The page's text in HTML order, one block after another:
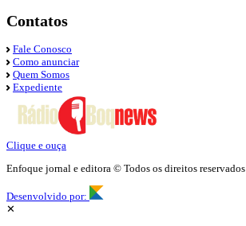
Contatos
Fale Conosco
Como anunciar
Quem Somos
Expediente
Clique e ouça
Enfoque jornal e editora © Todos os direitos reservados
Desenvolvido por:
✕